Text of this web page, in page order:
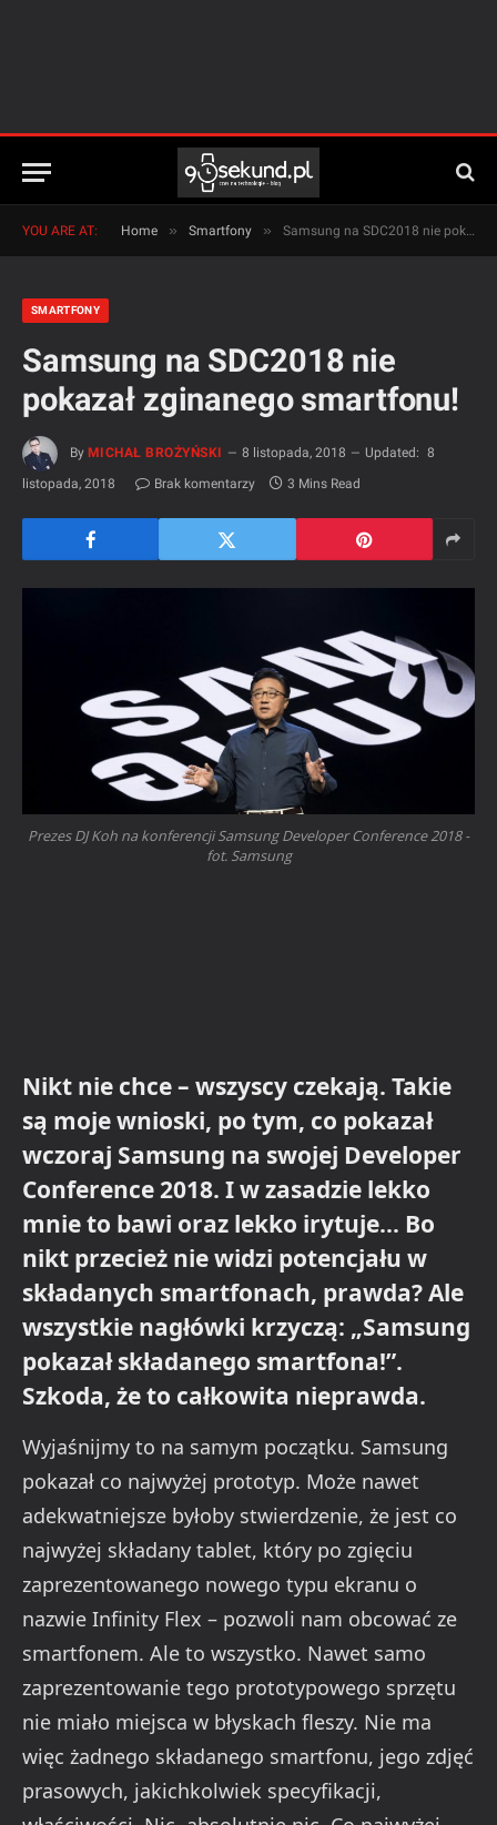
YOU ARE AT: Home » Smartfony » Samsung na SDC2018 nie pokazał zginanego smartfonu!
SMARTFONY
Samsung na SDC2018 nie
pokazał zginanego smartfonu!
By MICHAŁ BROŻYŃSKI 8 listopada, 2018 Updated: 8
listopada, 2018
Brak komentarzy 3 Mins Read
Prezes DJ Koh na konferencji Samsung Developer Conference 2018 -
fot. Samsung
Nikt nie chce – wszyscy czekają. Takie
są moje wnioski, po tym, co pokazał
wczoraj Samsung na swojej Developer
Conference 2018. I w zasadzie lekko
mnie to bawi oraz lekko irytuje… Bo
nikt przecież nie widzi potencjału w
składanych smartfonach, prawda? Ale
wszystkie nagłówki krzyczą: „Samsung
pokazał składanego smartfona!”.
Szkoda, że to całkowita nieprawda.
Wyjaśnijmy to na samym początku. Samsung
pokazał co najwyżej prototyp. Może nawet
adekwatniejsze byłoby stwierdzenie, że jest co
najwyżej składany tablet, który po zgięciu
zaprezentowanego nowego typu ekranu o
nazwie Infinity Flex – pozwoli nam obcować ze
smartfonem. Ale to wszystko. Nawet samo
zaprezentowanie tego prototypowego sprzętu
nie miało miejsca w błyskach fleszy. Nie ma
więc żadnego składanego smartfonu, jego zdjęć
prasowych, jakichkolwiek specyfikacji,